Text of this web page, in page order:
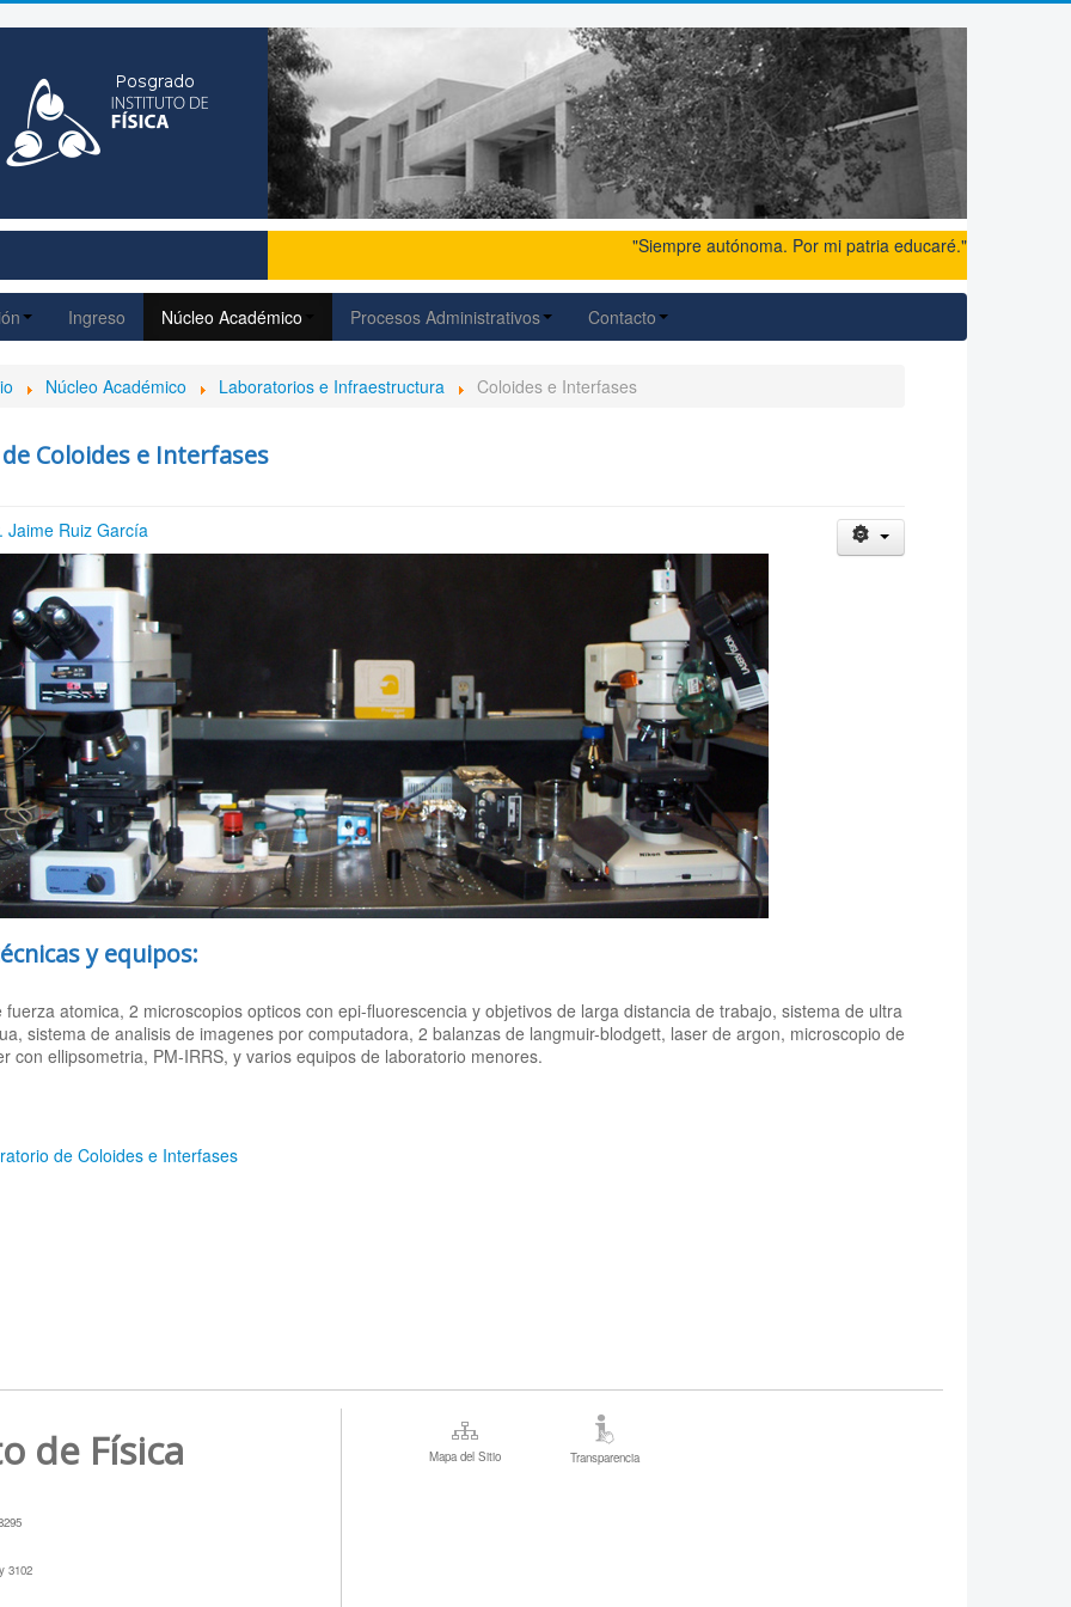
"Siempre autónoma. Por mi patria educaré."
Ingreso Núcleo Académico Procesos Administrativos Contacto
Núcleo Académico Laboratorios e Infraestructura Coloides e Interfases
Coloides e Interfases
Jaime Ruiz García
y equipos:
fuerza atomica, 2 microscopios opticos con epi-fluorescencia y objetivos de larga distancia de trabajo, sistema de ultra
sistema de analisis de imagenes por computadora, 2 balanzas de langmuir-blodgett, laser de argon, microscopio de
con ellipsometria, PM-IRRS, y varios equipos de laboratorio menores.
de Coloides e Interfases
de Física
3102
Mapa del Sitio Transparencia